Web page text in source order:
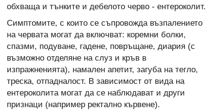
обхваща и тънките и дебелото черво - ентероколит.
Симптомите, с които се съпровожда възпалението
на червата могат да включват: коремни болки,
спазми, подуване, гадене, повръщане, диария (с
възможно отделяне на слуз и кръв в
изпражненията), намален апетит, загуба на тегло,
треска, отпадналост. В зависимост от вида на
ентероколита могат да се наблюдават и други
признаци (например ректално кървене).